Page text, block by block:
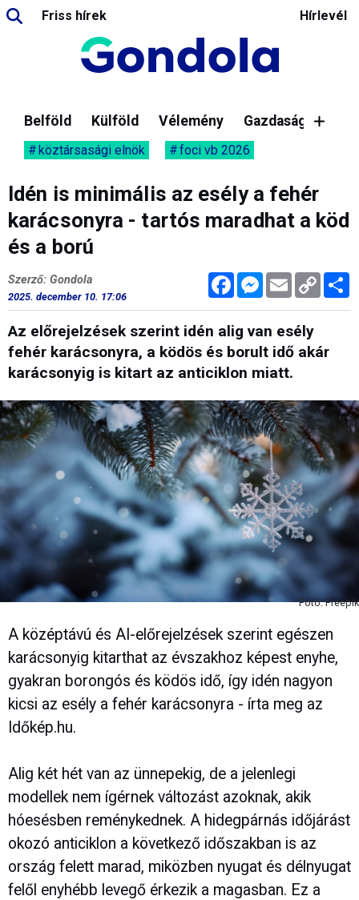
Friss hírek Hírlevél
Belföld Külföld Vélemény Gazdaság
köztársasági elnök foci vb 2026
Idén is minimális az esély a fehér
karácsonyra - tartós maradhat a köd
és a ború
FacebookMessenger
Email Copy
Link
Szerző: Gondola
2025. december 10. 17:06
Az előrejelzések szerint idén alig van esély
fehér karácsonyra, a ködös és borult idő akár
karácsonyig is kitart az anticiklon miatt.
Fotó: Freepik
A középtávú és AI-előrejelzések szerint egészen
karácsonyig kitarthat az évszakhoz képest enyhe,
gyakran borongós és ködös idő, így idén nagyon
kicsi az esély a fehér karácsonyra - írta meg az
Időkép.hu.
Alig két hét van az ünnepekig, de a jelenlegi
modellek nem ígérnek változást azoknak, akik
hóesésben reménykednek. A hidegpárnás időjárást
okozó anticiklon a következő időszakban is az
ország felett marad, miközben nyugat és délnyugat
felől enyhébb levegő érkezik a magasban. Ez a